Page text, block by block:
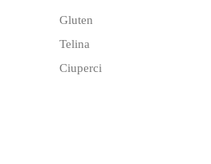
Gluten
Telina
Ciuperci